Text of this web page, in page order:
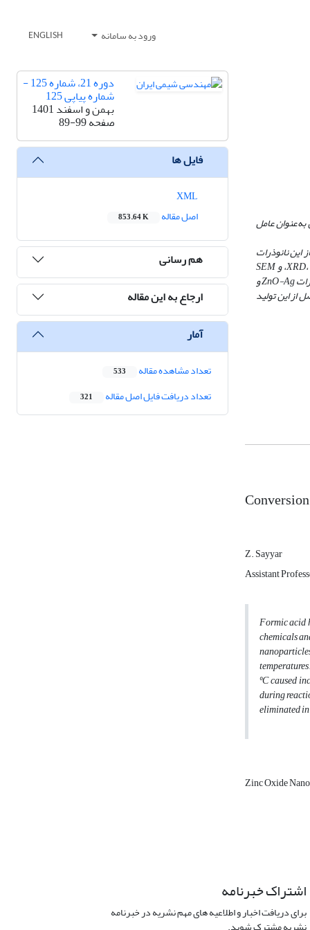
ورود به سامانه ENGLISH
بهعنوان عامل
این نانوذرات
XRD، ، وSEM
ZnO-Agو
حاصل از این تولید
Z. Sayyar
Assistant
Formic acid
chemicals
ºC caused
during
eliminated
Zinc Oxide
دوره 21، شماره 125 -
شماره پیاپی 125
بهمن و اسفند 1401
صفحه89-99
فایل ها
اصل مقاله
853.64 K
هم رسانی
ارجاع به این مقاله
آمار
تعداد مشاهده مقاله 533
تعداد دریافت فایل اصل مقاله 321
اشتراک خبرنامه
برای دریافت اخبار و اطلاعیه های مهم نشریه در خبرنامه